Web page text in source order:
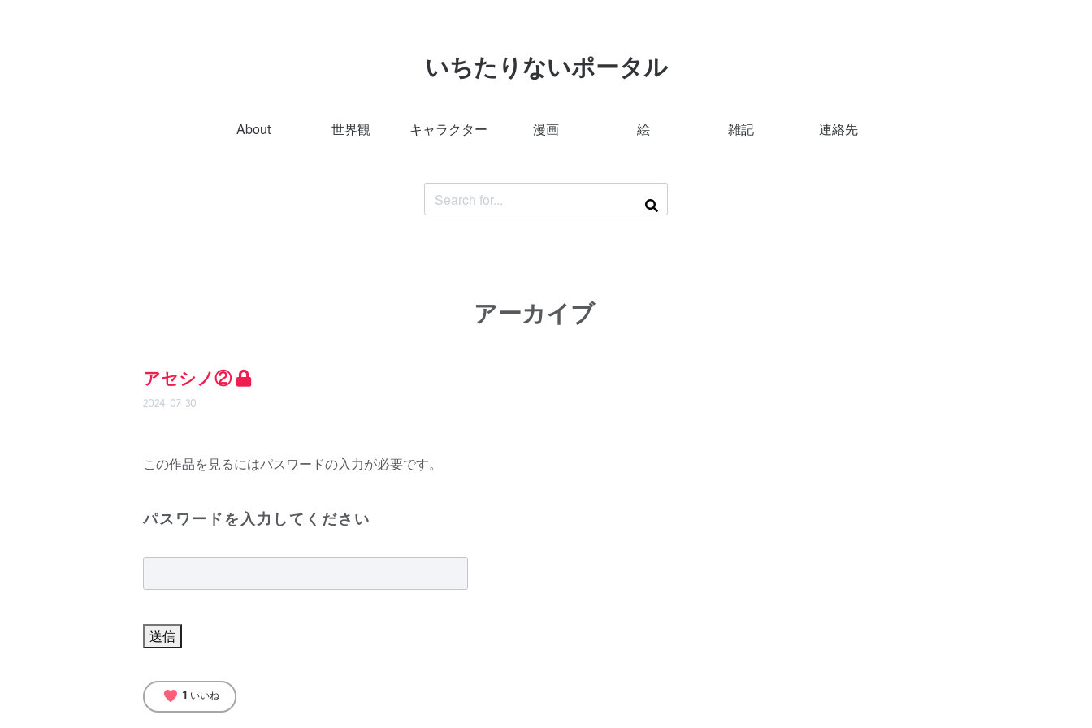
いちたりないポータル
About 世界観 キャラクター 漫画 絵 雑記 連絡先
アーカイブ
アセシノ②
2024-07-30
この作品を見るにはパスワードの入力が必要です。
パスワードを入力してください
favorite 1 いいね